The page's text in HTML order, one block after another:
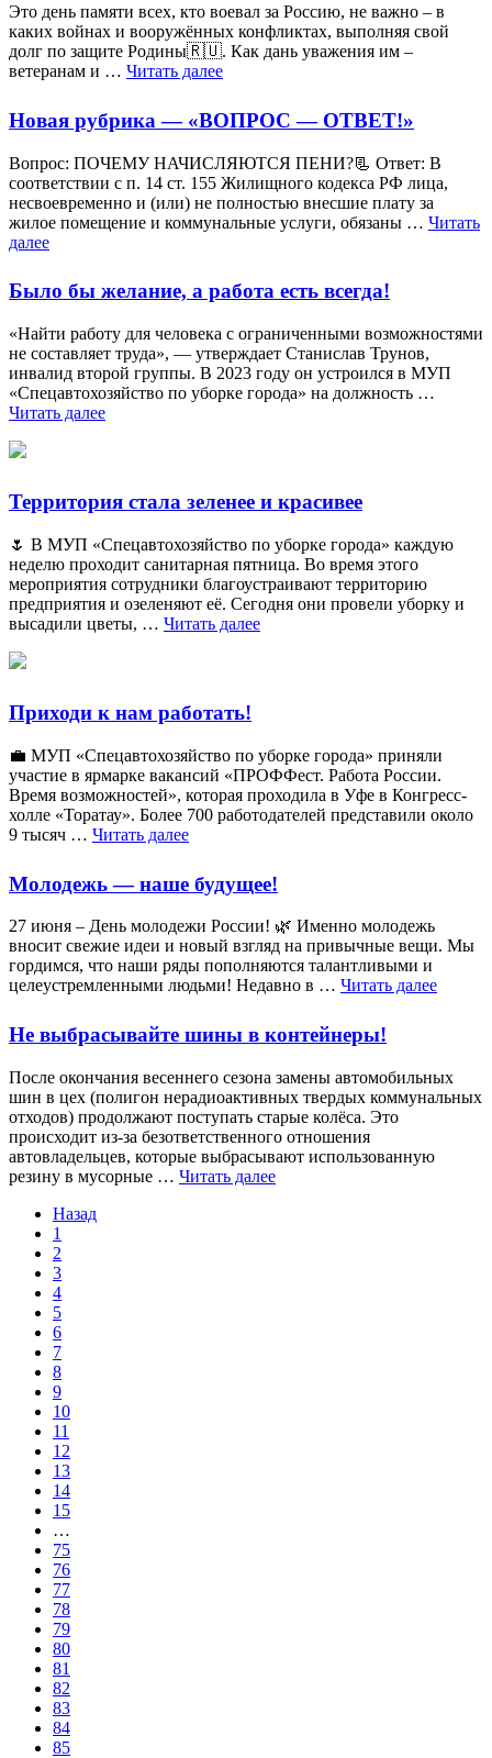
Это день памяти всех, кто воевал за Россию, не важно – в
каких войнах и вооружённых конфликтах, выполняя свой
долг по защите Родины🇷🇺. Как дань уважения им –
ветеранам и … Читать далее
Новая рубрика — «ВОПРОС — ОТВЕТ!»
Вопрос: ПОЧЕМУ НАЧИСЛЯЮТСЯ ПЕНИ?📃 Ответ: В
соответствии с п. 14 ст. 155 Жилищного кодекса РФ лица,
несвоевременно и (или) не полностью внесшие плату за
жилое помещение и коммунальные услуги, обязаны … Читать
далее
Было бы желание, а работа есть всегда!
«Найти работу для человека с ограниченными возможностями
не составляет труда», — утверждает Станислав Трунов,
инвалид второй группы. В 2023 году он устроился в МУП
«Спецавтохозяйство по уборке города» на должность …
Читать далее
Территория стала зеленее и красивее
🌷 В МУП «Спецавтохозяйство по уборке города» каждую
неделю проходит санитарная пятница. Во время этого
мероприятия сотрудники благоустраивают территорию
предприятия и озеленяют её. Сегодня они провели уборку и
высадили цветы, … Читать далее
Приходи к нам работать!
💼 МУП «Спецавтохозяйство по уборке города» приняли
участие в ярмарке вакансий «ПРОФФест. Работа России.
Время возможностей», которая проходила в Уфе в Конгресс-
холле «Торатау». Более 700 работодателей представили около
9 тысяч … Читать далее
Молодежь — наше будущее!
27 июня – День молодежи России! 🌿 Именно молодежь
вносит свежие идеи и новый взгляд на привычные вещи. Мы
гордимся, что наши ряды пополняются талантливыми и
целеустремленными людьми! Недавно в … Читать далее
Не выбрасывайте шины в контейнеры!
После окончания весеннего сезона замены автомобильных
шин в цех (полигон нерадиоактивных твердых коммунальных
отходов) продолжают поступать старые колёса. Это
происходит из-за безответственного отношения
автовладельцев, которые выбрасывают использованную
резину в мусорные … Читать далее
Назад
1
2
3
4
5
6
7
8
9
10
11
12
13
14
15
…
75
76
77
78
79
80
81
82
83
84
85